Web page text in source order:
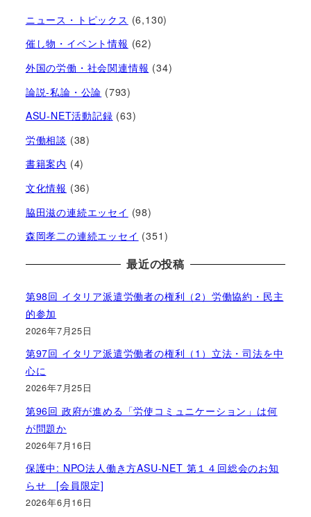
ニュース・トピックス (6,130)
催し物・イベント情報 (62)
外国の労働・社会関連情報 (34)
論説-私論・公論 (793)
ASU-NET活動記録 (63)
労働相談 (38)
書籍案内 (4)
文化情報 (36)
脇田滋の連続エッセイ (98)
森岡孝二の連続エッセイ (351)
最近の投稿
第98回 イタリア派遣労働者の権利（2）労働協約・民主
的参加
2026年7月25日
第97回 イタリア派遣労働者の権利（1）立法・司法を中
心に
2026年7月25日
第96回 政府が進める「労使コミュニケーション」は何
が問題か
2026年7月16日
保護中: NPO法人働き方ASU-NET 第１４回総会のお知
らせ [会員限定]
2026年6月16日